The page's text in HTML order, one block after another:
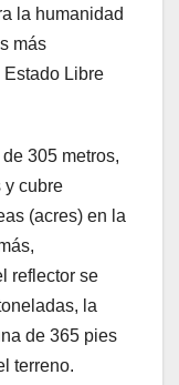
la humanidad
más
Estado Libre
305 metros,
y cubre
(acres) en la
reflector se
la
de 365 pies
terreno.